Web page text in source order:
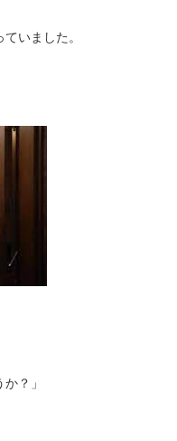
いました。
？」